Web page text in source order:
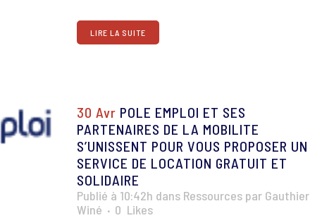
LIRE LA SUITE
30 Avr POLE EMPLOI ET SES
PARTENAIRES DE LA MOBILITE
S’UNISSENT POUR VOUS PROPOSER UN
SERVICE DE LOCATION GRATUIT ET
SOLIDAIRE
Publié à 10:42h dans Ressources par Gauthier
Winé
0 Likes